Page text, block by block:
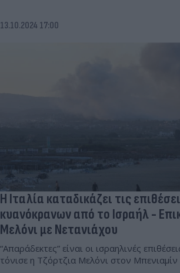
13.10.2024 17:00
Η Ιταλία καταδικάζει τις
κυανόκρανων από το Ισραήλ -
Μελόνι με Νετανιάχου
“Απαράδεκτες” είναι οι ισραηλινές
τόνισε η Τζόρτζια Μελόνι στον